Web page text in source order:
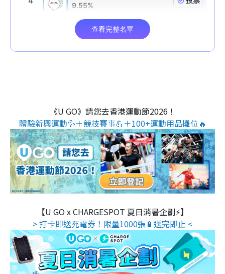
《U GO》請您去香港運動節2026！
體驗新興運動💦＋競技賽事💪＋100+運動用品攤位🔥
【U GO x CHARGESPOT 夏日消暑企劃⚡】
> 打卡即送充電券！限量1000張🔋送完即止 <